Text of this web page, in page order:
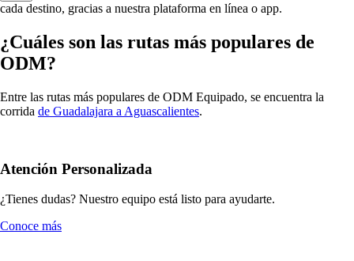
cada destino, gracias a nuestra plataforma en línea o app.
¿Cuáles son las rutas más populares de
ODM?
Entre las rutas más populares de ODM Equipado, se encuentra la
corrida de Guadalajara a Aguascalientes.
Atención Personalizada
¿Tienes dudas? Nuestro equipo está listo para ayudarte.
Conoce más